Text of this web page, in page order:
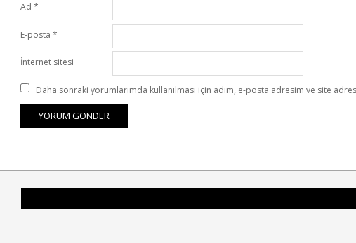
Ad *
E-posta *
İnternet sitesi
Daha sonraki yorumlarımda kullanılması için adım, e-posta adresim ve site